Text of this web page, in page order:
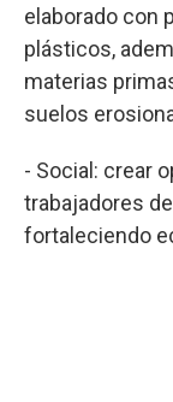
elaborado con
plásticos,
materias
suelos
- Social: crear
trabajadores
fortaleciendo